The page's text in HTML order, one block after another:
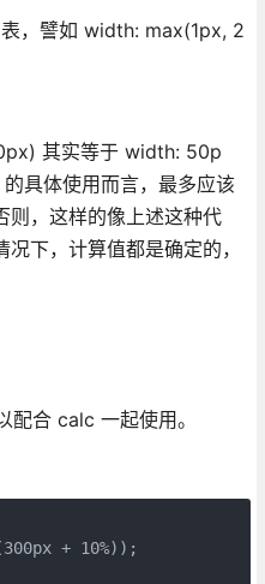
，譬如 width: max(1px, 2
其实等于 width: 50p
具体使用而言，最多应该
则，这样的像上述这种代
下，计算值都是确定的，
合 calc 一起使用。
+ 10%));